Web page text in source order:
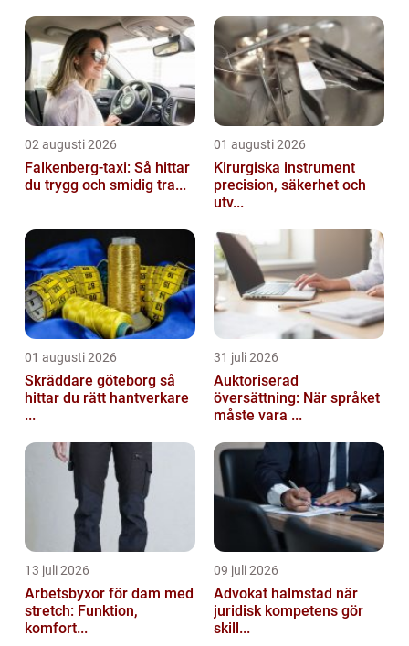
02 augusti 2026
Falkenberg-taxi: Så hittar
du trygg och smidig tra...
01 augusti 2026
Kirurgiska instrument
precision, säkerhet och
utv...
01 augusti 2026
Skräddare göteborg så
hittar du rätt hantverkare
...
31 juli 2026
Auktoriserad
översättning: När språket
måste vara ...
13 juli 2026
Arbetsbyxor för dam med
stretch: Funktion,
komfort...
09 juli 2026
Advokat halmstad när
juridisk kompetens gör
skill...